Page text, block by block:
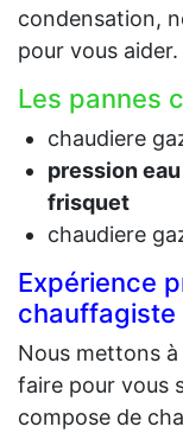
condensation,
pour vous aider.
Les pannes
chaudiere
pression
frisquet
chaudiere
Expérience
chauffagiste
Nous mettons
faire pour vous
compose de